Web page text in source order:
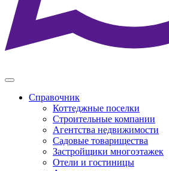
Справочник
Коттеджные поселки
Строительные компании
Агентства недвижимости
Садовые товарищества
Застройщики многоэтажек
Отели и гостиницы